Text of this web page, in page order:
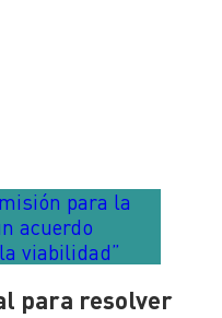
para la
acuerdo
viabilidad”
para resolver